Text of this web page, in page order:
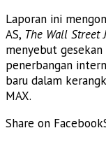
Laporan ini
AS, The Wall Street
menyebut
penerbangan
baru dalam
MAX.
Share on Facebook